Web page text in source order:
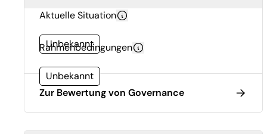
Aktuelle Situation
Unbekannt
Rahmenbedingungen
Unbekannt
Zur Bewertung von Governance